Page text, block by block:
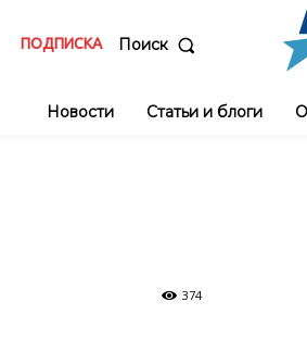
ПОДПИСКА Поиск
Новости Статьи и блоги
374